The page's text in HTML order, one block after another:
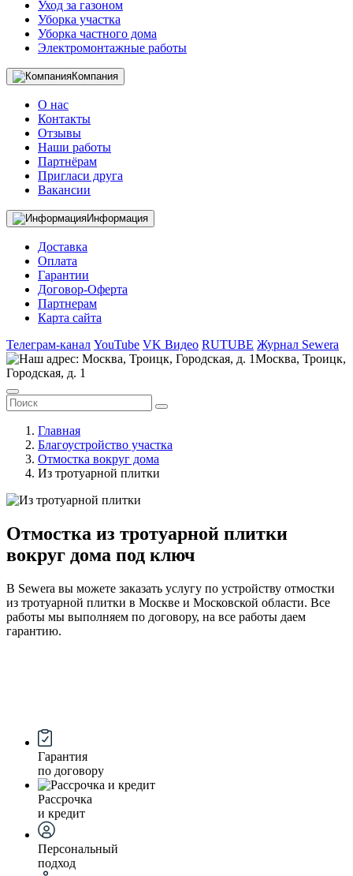
Уход за газоном
Уборка участка
Уборка частного дома
Электромонтажные работы
Компания
О нас
Контакты
Отзывы
Наши работы
Партнёрам
Пригласи друга
Вакансии
Информация
Доставка
Оплата
Гарантии
Договор-Оферта
Партнерам
Карта сайта
Телеграм-канал YouTube VK Видео RUTUBE Журнал Sewera
Москва, Троицк,
Городская, д. 1
Главная
Благоустройство участка
Отмостка вокруг дома
Из тротуарной плитки
Отмостка из тротуарной плитки
вокруг дома под ключ
В Sewera вы можете заказать услугу по устройству отмостки
из тротуарной плитки в Москве и Московской области. Все
работы мы выполняем по договору, на все работы даем
гарантию.
Гарантия
по договору
Рассрочка
и кредит
Персональный
подход